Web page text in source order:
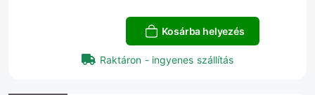
Kosárba helyezés
Raktáron - ingyenes szállítás